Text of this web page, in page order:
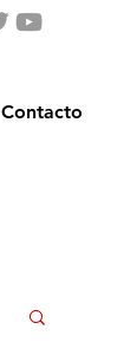
Contacto